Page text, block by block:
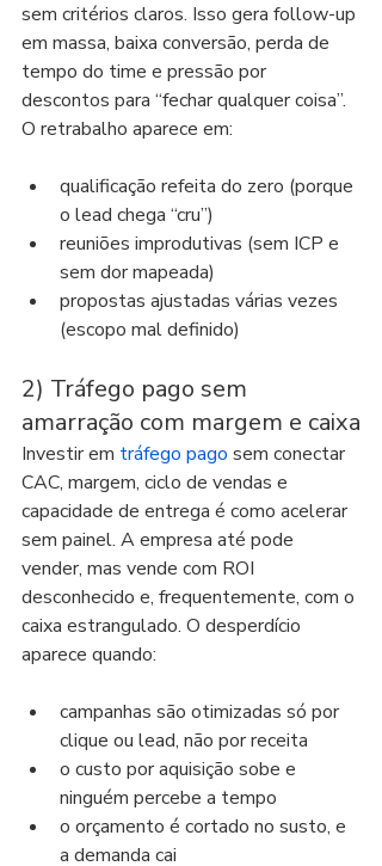
sem critérios claros. Isso gera follow-up
em massa, baixa conversão, perda de
tempo do time e pressão por
descontos para “fechar qualquer coisa”.
O retrabalho aparece em:
qualificação refeita do zero (porque
o lead chega “cru”)
reuniões improdutivas (sem ICP e
sem dor mapeada)
propostas ajustadas várias vezes
(escopo mal definido)
2) Tráfego pago sem
amarração com margem e caixa
Investir em tráfego pago sem conectar
CAC, margem, ciclo de vendas e
capacidade de entrega é como acelerar
sem painel. A empresa até pode
vender, mas vende com ROI
desconhecido e, frequentemente, com o
caixa estrangulado. O desperdício
aparece quando:
campanhas são otimizadas só por
clique ou lead, não por receita
o custo por aquisição sobe e
ninguém percebe a tempo
o orçamento é cortado no susto, e
a demanda cai